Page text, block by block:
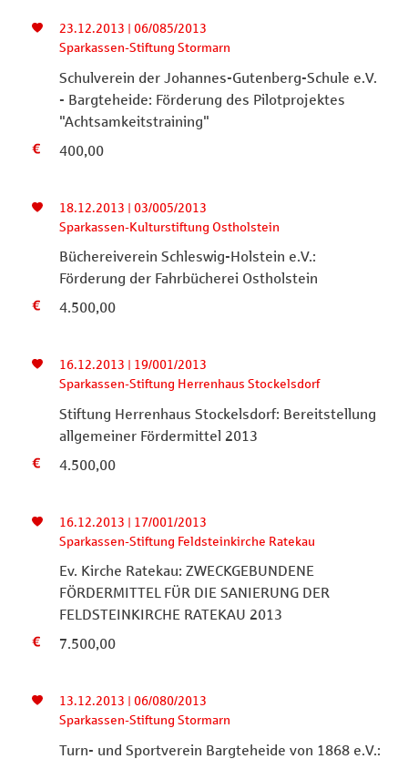
23.12.2013 | 06/085/2013
Sparkassen-Stiftung Stormarn
Schulverein der Johannes-Gutenberg-Schule e.V.
- Bargteheide: Förderung des Pilotprojektes
"Achtsamkeitstraining"
400,00
18.12.2013 | 03/005/2013
Sparkassen-Kulturstiftung Ostholstein
Büchereiverein Schleswig-Holstein e.V.:
Förderung der Fahrbücherei Ostholstein
4.500,00
16.12.2013 | 19/001/2013
Sparkassen-Stiftung Herrenhaus Stockelsdorf
Stiftung Herrenhaus Stockelsdorf: Bereitstellung
allgemeiner Fördermittel 2013
4.500,00
16.12.2013 | 17/001/2013
Sparkassen-Stiftung Feldsteinkirche Ratekau
Ev. Kirche Ratekau: ZWECKGEBUNDENE
FÖRDERMITTEL FÜR DIE SANIERUNG DER
FELDSTEINKIRCHE RATEKAU 2013
7.500,00
13.12.2013 | 06/080/2013
Sparkassen-Stiftung Stormarn
Turn- und Sportverein Bargteheide von 1868 e.V.: